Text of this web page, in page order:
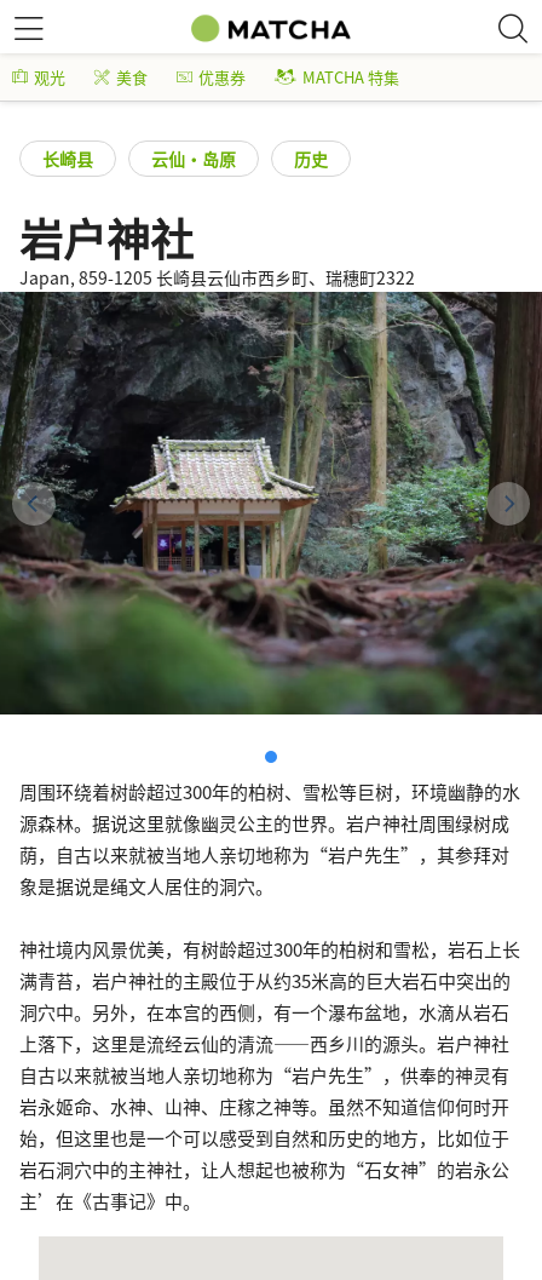
观光 美食 优惠券 MATCHA 特集
长崎县 云仙・岛原 历史
岩户神社
Japan, 859-1205 长崎县云仙市西乡町、瑞穗町2322
周围环绕着树龄超过300年的柏树、雪松等巨树，环境幽静的水
源森林。据说这里就像幽灵公主的世界。岩户神社周围绿树成
荫，自古以来就被当地人亲切地称为“岩户先生”，其参拜对
象是据说是绳文人居住的洞穴。
神社境内风景优美，有树龄超过300年的柏树和雪松，岩石上长
满青苔，岩户神社的主殿位于从约35米高的巨大岩石中突出的
洞穴中。另外，在本宫的西侧，有一个瀑布盆地，水滴从岩石
上落下，这里是流经云仙的清流——西乡川的源头。岩户神社
自古以来就被当地人亲切地称为“岩户先生”，供奉的神灵有
岩永姬命、水神、山神、庄稼之神等。虽然不知道信仰何时开
始，但这里也是一个可以感受到自然和历史的地方，比如位于
岩石洞穴中的主神社，让人想起也被称为“石女神”的岩永公
主’在《古事记》中。